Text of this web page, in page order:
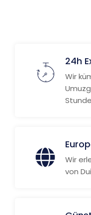
24h
Wir
Wir
von